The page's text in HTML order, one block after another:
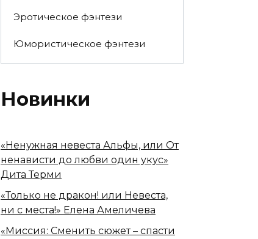
Эротическое фэнтези
Юмористическое фэнтези
Новинки
«Ненужная невеста Альфы, или От
ненависти до любви один укус»
Дита Терми
«Только не дракон! или Невеста,
ни с места!» Елена Амеличева
«Миссия: Сменить сюжет – спасти